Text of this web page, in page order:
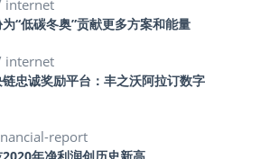
internet
“低碳冬奥”贡献更多方案和能量
internet
忠诚奖励平台：丰之沃阿拉订数字
report